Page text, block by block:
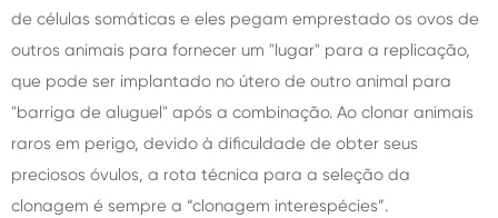
de células somáticas e eles pegam emprestado os ovos de
outros animais para fornecer um "lugar" para a replicação,
que pode ser implantado no útero de outro animal para
"barriga de aluguel" após a combinação. Ao clonar animais
raros em perigo, devido à dificuldade de obter seus
preciosos óvulos, a rota técnica para a seleção da
clonagem é sempre a “clonagem interespécies”.